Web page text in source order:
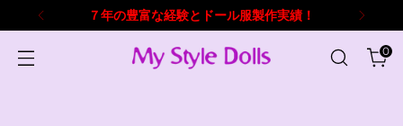
ドール服オーダーメイド製作ならおまかせ！
0